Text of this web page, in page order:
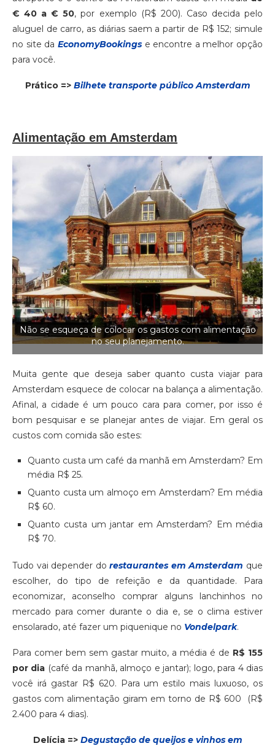
€ 40 a € 50, por exemplo (R$ 200). Caso decida pelo
aluguel de carro, as diárias saem a partir de R$ 152; simule
no site da EconomyBookingse encontre a melhor opção
para você.
Prático => Bilhete transporte público Amsterdam
Alimentação em Amsterdam
Não se esqueça de colocar os gastos com alimentação
no seu planejamento.
Muita gente que deseja saber quanto custa viajar para
Amsterdam esquece de colocar na balança a alimentação.
Afinal, a cidade é um pouco cara para comer, por isso é
bom pesquisar e se planejar antes de viajar. Em geral os
custos com comida são estes:
Quanto custa um café da manhã em Amsterdam? Em
média R$ 25.
Quanto custa um almoço em Amsterdam? Em média
R$ 60.
Quanto custa um jantar em Amsterdam? Em média
R$ 70.
Tudo vai depender dorestaurantes em Amsterdam que
escolher, do tipo de refeição e da quantidade. Para
economizar, aconselho comprar alguns lanchinhos no
mercado para comer durante o dia e, se o clima estiver
ensolarado, até fazer um piquenique no Vondelpark.
Para comer bem sem gastar muito, a média é de R$ 155
por dia (café da manhã, almoço e jantar); logo, para 4 dias
você irá gastar R$ 620. Para um estilo mais luxuoso, os
gastos com alimentação giram em torno de R$ 600 (R$
2.400 para 4 dias).
Delícia => Degustação de queijos e vinhos em